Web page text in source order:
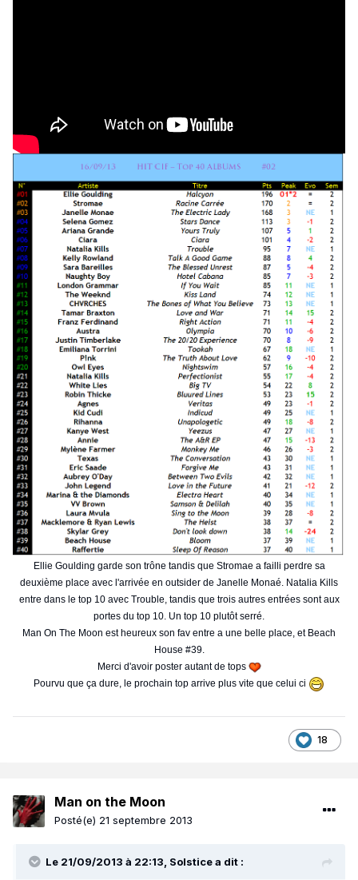
Ellie Goulding garde son trône tandis que Stromae a failli perdre sa
deuxième place avec l'arrivée en outsider de Janelle Monaé. Natalia Kills
entre dans le top 10 avec Trouble, tandis que trois autres entrées sont aux
portes du top 10. Un top 10 plutôt serré.
Man On The Moon est heureux son fav entre a une belle place, et Beach
House #39.
Merci d'avoir poster autant de tops
Pourvu que ça dure, le prochain top arrive plus vite que celui ci
18
Man on the Moon
Posté(e) 21 septembre 2013
Le 21/09/2013 à 22:13, Solstice a dit :